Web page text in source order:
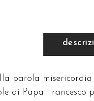
parola
di Papa